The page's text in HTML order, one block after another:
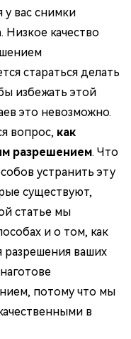
у вас снимки
Низкое качество
стараться делать
избежать этой
это невозможно.
вопрос, как
разрешением. Что
устранить эту
существуют,
статье мы
и о том, как
разрешения ваших
потому что мы
в